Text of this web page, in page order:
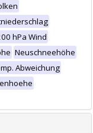
hPa Wind
Neuschneehöhe
Abweichung